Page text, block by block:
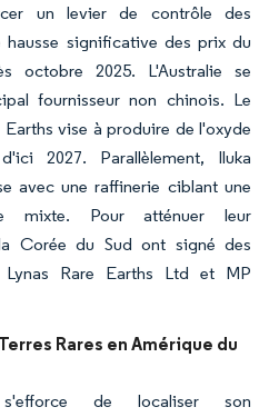
un levier de contrôle des
hausse significative des prix du
octobre 2025. L'Australie se
fournisseur non chinois. Le
vise à produire de l'oxyde
2027. Parallèlement, Iluka
avec une raffinerie ciblant une
mixte. Pour atténuer leur
Corée du Sud ont signé des
Lynas Rare Earths Ltd et MP
Rares en Amérique du
de localiser son